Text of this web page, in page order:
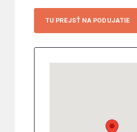
TU PREJSŤ NA PODUJATIE